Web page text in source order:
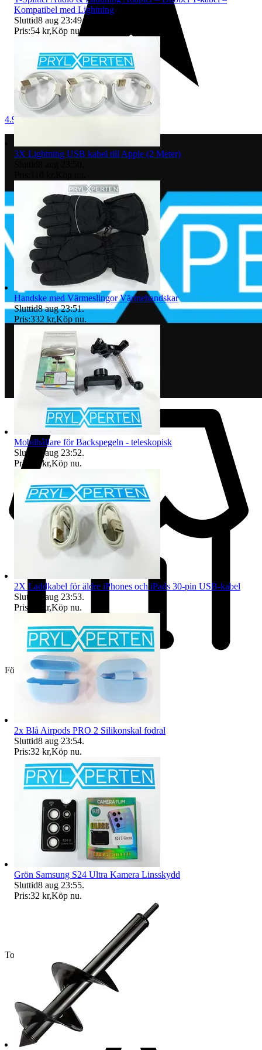
4.9
Företag
Toppsäljare
Kompatibel med Lightning
Sluttid8 aug 23:49.
Pris:54 kr,Köp nu.
3X Lightning USB kabel till Apple (2 Meter)
Handske med Värmeslingor Värmehandskar
Sluttid8 aug 23:51.
Pris:332 kr,Köp nu.
Mobilhållare för Backspegeln - teleskopisk
Sluttid
8 aug 23:52.
Pris:
49 kr,Köp nu.
2X Laddkabel för äldre iPhones och iPads 30-pin USB-kabel
Sluttid
8 aug 23:53.
Pris:
77 kr,Köp nu.
2x Blå Airpods PRO 2 Silikonskal fodral
Sluttid8 aug 23:54.
Pris:32 kr,Köp nu.
Grön Samsung S24 Ultra Kamera Linsskydd
Sluttid8 aug 23:55.
Pris:32 kr,Köp nu.